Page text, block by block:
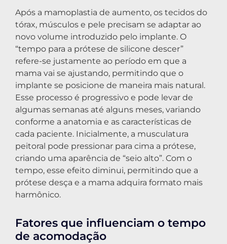
Após a mamoplastia de aumento, os tecidos do
tórax, músculos e pele precisam se adaptar ao
novo volume introduzido pelo implante. O
“tempo para a prótese de silicone descer”
refere-se justamente ao período em que a
mama vai se ajustando, permitindo que o
implante se posicione de maneira mais natural.
Esse processo é progressivo e pode levar de
algumas semanas até alguns meses, variando
conforme a anatomia e as características de
cada paciente. Inicialmente, a musculatura
peitoral pode pressionar para cima a prótese,
criando uma aparência de “seio alto”. Com o
tempo, esse efeito diminui, permitindo que a
prótese desça e a mama adquira formato mais
harmônico.
Fatores que influenciam o tempo
de acomodação